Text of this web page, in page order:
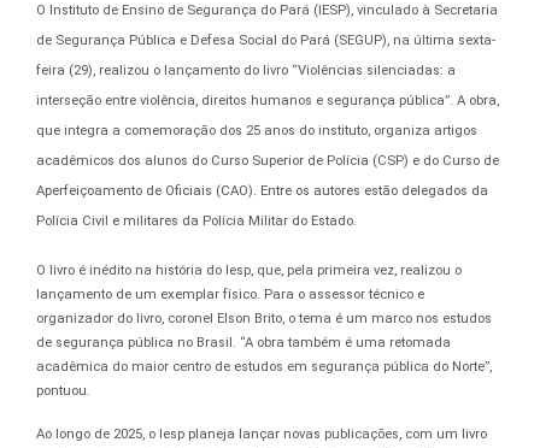
O Instituto de Ensino de Segurança do Pará (IESP), vinculado à Secretaria
de Segurança Pública e Defesa Social do Pará (SEGUP), na última sexta-
feira (29), realizou o lançamento do livro “Violências silenciadas: a
interseção entre violência, direitos humanos e segurança pública”. A obra,
que integra a comemoração dos 25 anos do instituto, organiza artigos
acadêmicos dos alunos do Curso Superior de Polícia (CSP) e do Curso de
Aperfeiçoamento de Oficiais (CAO). Entre os autores estão delegados da
Polícia Civil e militares da Polícia Militar do Estado.
O livro é inédito na história do Iesp, que, pela primeira vez, realizou o
lançamento de um exemplar físico. Para o assessor técnico e
organizador do livro, coronel Elson Brito, o tema é um marco nos estudos
de segurança pública no Brasil. “A obra também é uma retomada
acadêmica do maior centro de estudos em segurança pública do Norte”,
pontuou.
Ao longo de 2025, o Iesp planeja lançar novas publicações, com um livro